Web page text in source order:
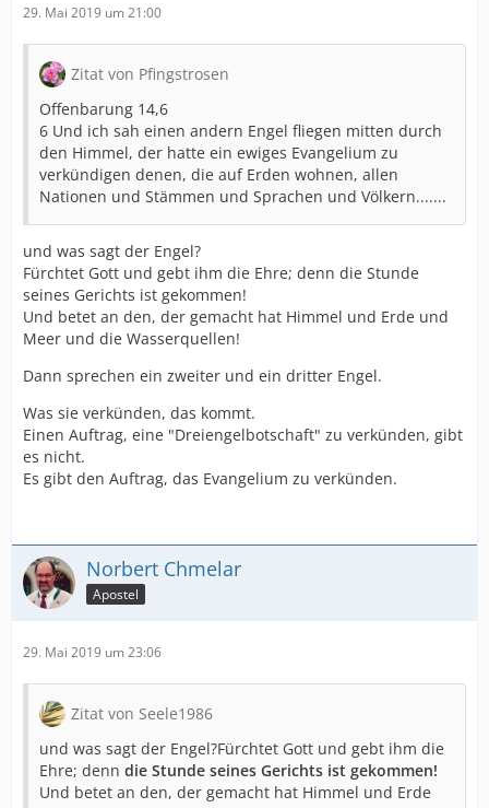
29. Mai 2019 um 21:00
Zitat von Pfingstrosen
Offenbarung 14,6
6 Und ich sah einen andern Engel fliegen mitten durch
den Himmel, der hatte ein ewiges Evangelium zu
verkündigen denen, die auf Erden wohnen, allen
Nationen und Stämmen und Sprachen und Völkern.......
und was sagt der Engel?
Fürchtet Gott und gebt ihm die Ehre; denn die Stunde
seines Gerichts ist gekommen!
Und betet an den, der gemacht hat Himmel und Erde und
Meer und die Wasserquellen!
Dann sprechen ein zweiter und ein dritter Engel.
Was sie verkünden, das kommt.
Einen Auftrag, eine "Dreiengelbotschaft" zu verkünden, gibt
es nicht.
Es gibt den Auftrag, das Evangelium zu verkünden.
Norbert Chmelar
Apostel
29. Mai 2019 um 23:06
Zitat von Seele1986
und was sagt der Engel?Fürchtet Gott und gebt ihm die
Ehre; denn die Stunde seines Gerichts ist gekommen!
Und betet an den, der gemacht hat Himmel und Erde